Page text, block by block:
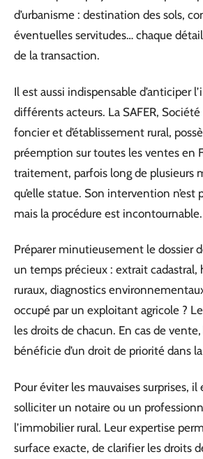
d’urbanisme : destination des sols,
éventuelles servitudes… chaque
de la transaction.
Il est aussi indispensable d’anticiper
différents acteurs. La SAFER,
foncier et d’établissement rural,
préemption sur toutes les ventes en
traitement, parfois long de plusieurs
qu’elle statue. Son intervention n’est
mais la procédure est incontournable.
Préparer minutieusement le dossier
un temps précieux : extrait cadastral,
ruraux, diagnostics
occupé par un exploitant agricole ?
les droits de chacun. En cas de
bénéficie d’un droit de priorité dans
Pour éviter les mauvaises surprises,
solliciter un notaire ou un
l’immobilier rural. Leur expertise
surface exacte, de clarifier les droits